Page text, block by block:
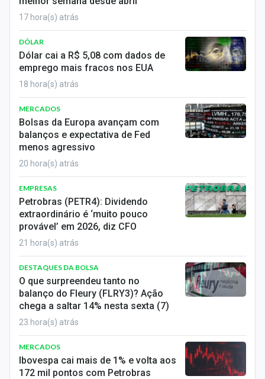
17 hora(s) atrás
DÓLAR
Dólar cai a R$ 5,08 com dados de
emprego mais fracos nos EUA
18 hora(s) atrás
MERCADOS
Bolsas da Europa avançam com
balanços e expectativa de Fed
menos agressivo
20 hora(s) atrás
EMPRESAS
Petrobras (PETR4): Dividendo
extraordinário é ‘muito pouco
provável’ em 2026, diz CFO
21 hora(s) atrás
DESTAQUES DA BOLSA
O que surpreendeu tanto no
balanço do Fleury (FLRY3)? Ação
chega a saltar 14% nesta sexta (7)
23 hora(s) atrás
MERCADOS
Ibovespa cai mais de 1% e volta aos
172 mil pontos com Petrobras